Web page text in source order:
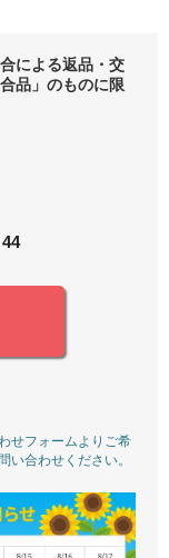
による返品・交
品」のものに限
44
せフォームよりご希
い合わせください。